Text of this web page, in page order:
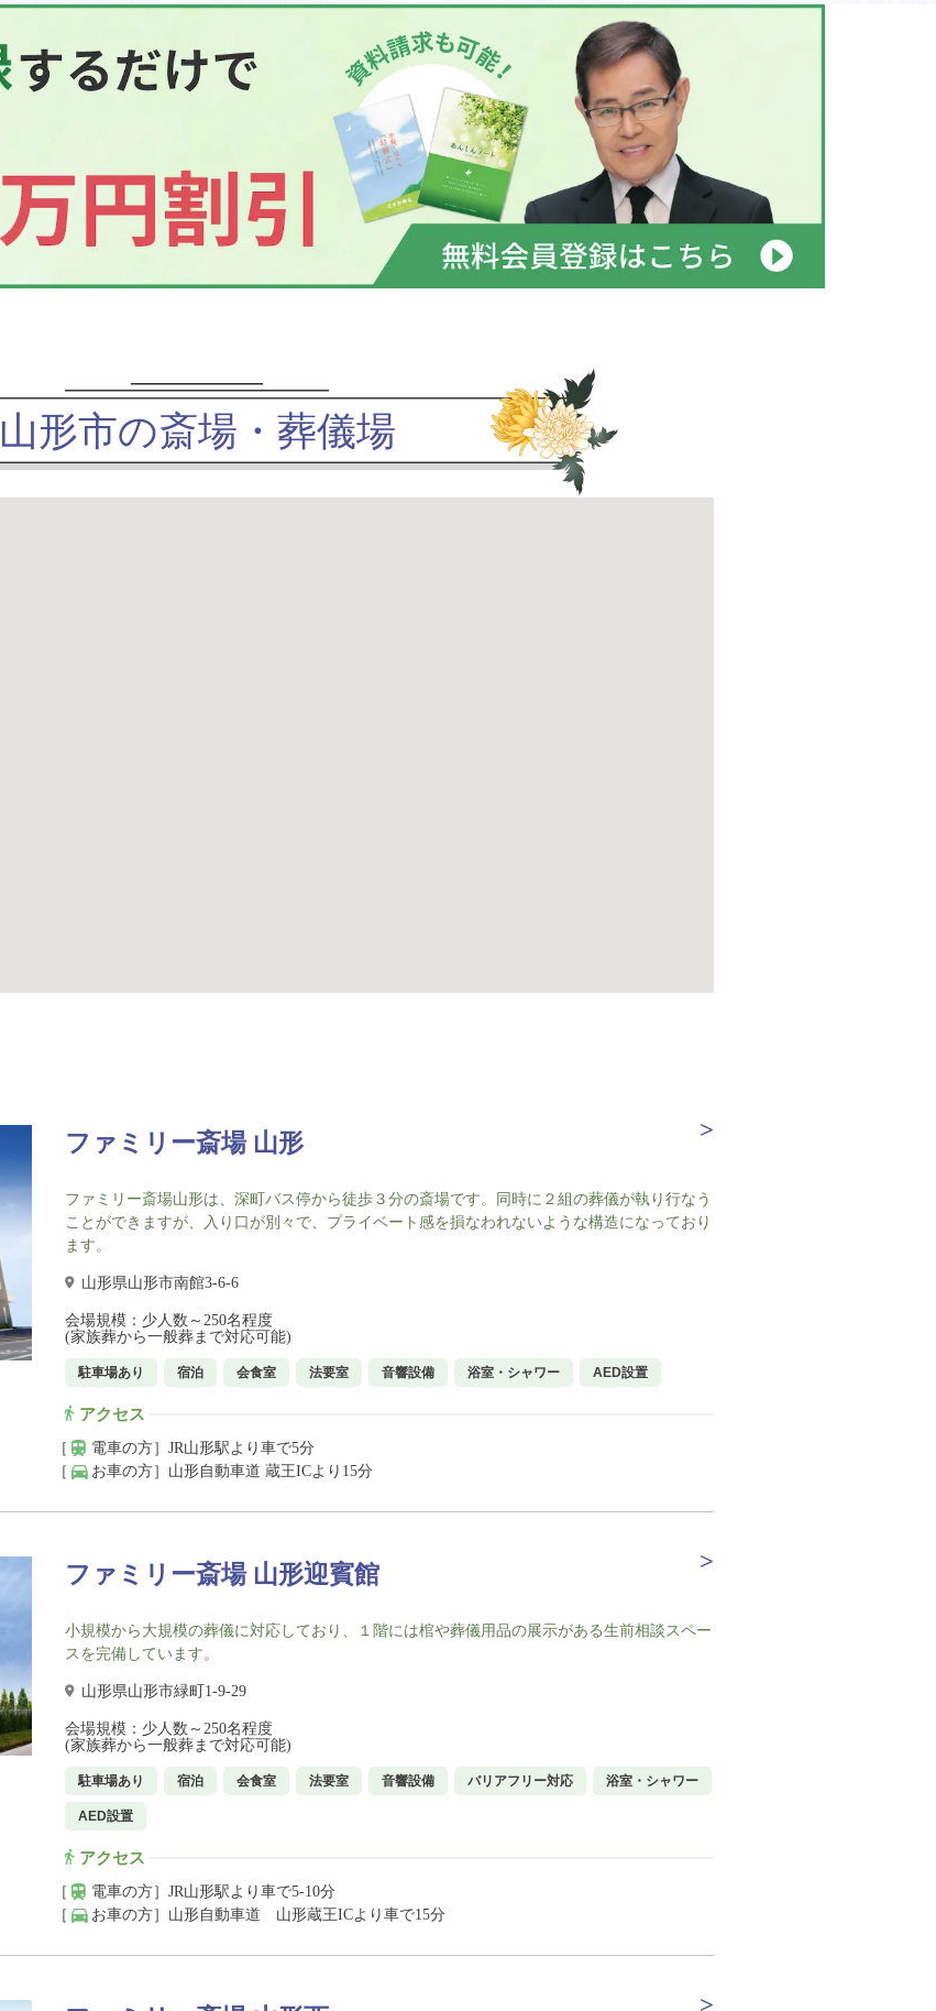
山形市の斎場・葬儀場
ファミリー斎場 山形
ファミリー斎場山形は、深町バス停から徒歩３分の斎場です。同時に２組の葬儀が執り行なう
ことができますが、入り口が別々で、プライベート感を損なわれないような構造になっており
ます。
山形県山形市南館3-6-6
会場規模：少人数～250名程度
(家族葬から一般葬まで対応可能)
駐車場あり 宿泊 会食室 法要室 音響設備 浴室・シャワー AED設置
アクセス
［ 電車の方］ JR山形駅より車で5分
［
お車の方］ 山形自動車道 蔵王ICより15分
ファミリー斎場 山形迎賓館
小規模から大規模の葬儀に対応しており、１階には棺や葬儀用品の展示がある生前相談スペー
スを完備しています。
山形県山形市緑町1-9-29
会場規模：少人数～250名程度
(家族葬から一般葬まで対応可能)
駐車場あり 宿泊 会食室 法要室 音響設備 バリアフリー対応 浴室・シャワー
AED設置
アクセス
［ 電車の方］ JR山形駅より車で5-10分
［
お車の方］ 山形自動車道 山形蔵王ICより車で15分